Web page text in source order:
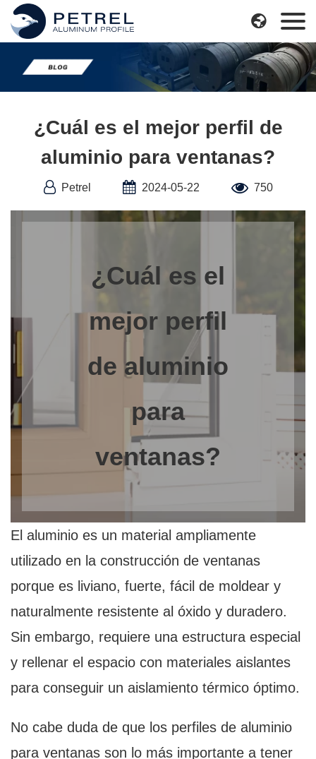
Skip
content

¿Cuál es el mejor perfil de
aluminio para ventanas?
Petrel 2024-05-22 750
¿Cuál es el
mejor perfil
de aluminio
para
ventanas?
El aluminio es un material ampliamente
utilizado en la construcción de ventanas
porque es liviano, fuerte, fácil de moldear y
naturalmente resistente al óxido y duradero.
Sin embargo, requiere una estructura especial
y rellenar el espacio con materiales aislantes
para conseguir un aislamiento térmico óptimo.
No cabe duda de que los perfiles de aluminio
para ventanas son lo más importante a tener